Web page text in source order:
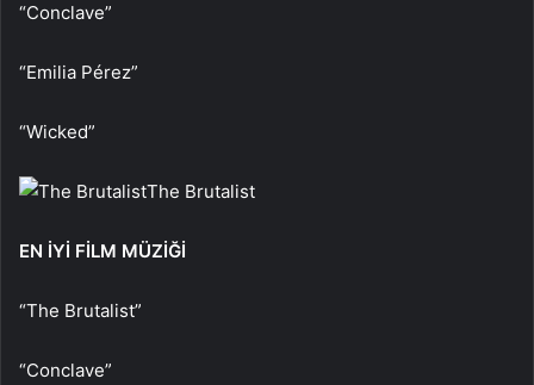
“Conclave”
“Emilia Pérez”
“Wicked”
The Brutalist
EN İYİ FİLM MÜZİĞİ
“The Brutalist”
“Conclave”